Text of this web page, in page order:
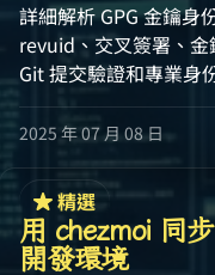
詳細解析 GPG 金鑰身
revuid、交叉簽署、
Git 提交驗證和專業身
2025 年 07 月 08 日
精選
用 chezmoi 同
開發環境